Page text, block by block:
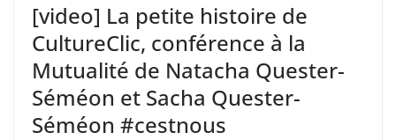
[video] La petite histoire de
CultureClic, conférence à la
Mutualité de Natacha Quester-
Séméon et Sacha Quester-
Séméon #cestnous